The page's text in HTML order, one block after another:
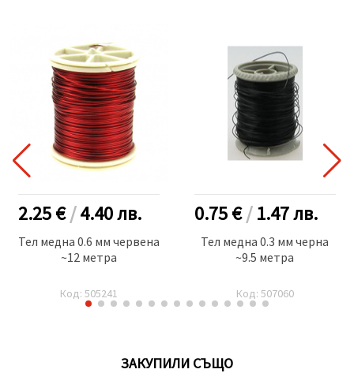
2.25 €/4.40лв.
Тел медна 0.6 мм червена
~12 метра
Код: 505241
0.75 €/1.47лв.
Тел медна 0.3 мм черна
~9.5 метра
Код: 507060
ЗАКУПИЛИ СЪЩО